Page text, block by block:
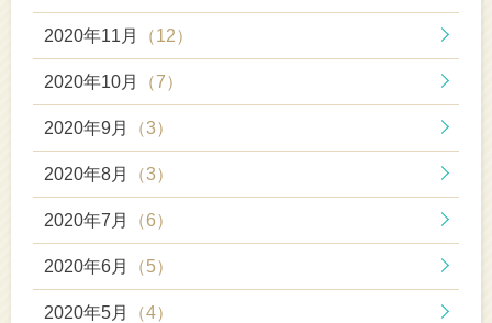
2020年11月 （12）
2020年10月 （7）
2020年9月 （3）
2020年8月 （3）
2020年7月 （6）
2020年6月 （5）
2020年5月 （4）